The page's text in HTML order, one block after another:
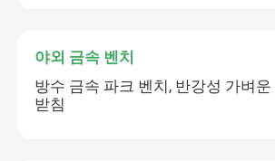
야외 금속 벤치
방수 금속 파크 벤치, 반강성 가벼
받침